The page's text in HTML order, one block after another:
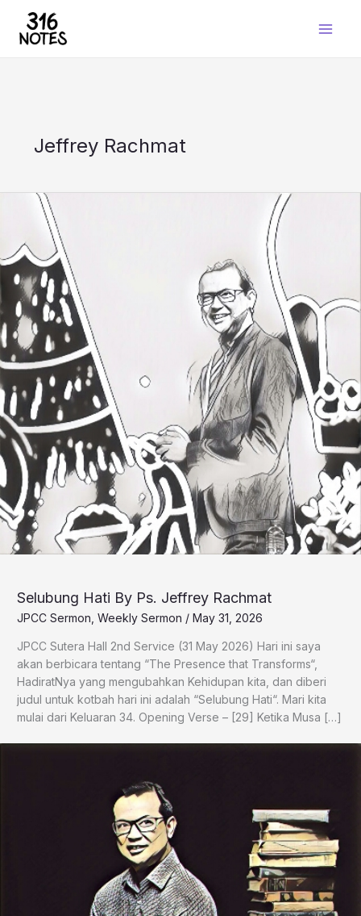
content
Jeffrey Rachmat
Selubung Hati By Ps. Jeffrey Rachmat
JPCC Sermon Weekly Sermon / May 31, 2026
JPCC Sutera Hall 2nd Service (31 May 2026) Hari ini saya
akan berbicara tentang “The Presence that Transforms“,
HadiratNya yang mengubahkan Kehidupan kita, dan diberi
judul untuk kotbah hari ini adalah “Selubung Hati“. Mari kita
mulai dari Keluaran 34. Opening Verse – [29] Ketika Musa […]